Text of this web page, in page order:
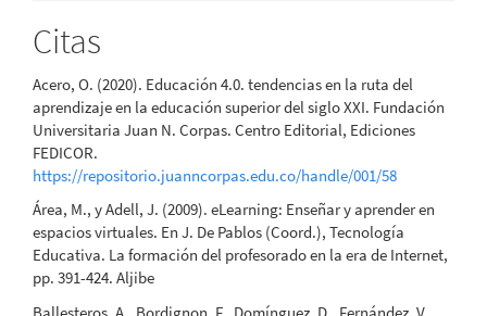
Citas
Acero, O. (2020). Educación 4.0. tendencias en la ruta del
aprendizaje en la educación superior del siglo XXI. Fundación
Universitaria Juan N. Corpas. Centro Editorial, Ediciones
FEDICOR.
https://repositorio.juanncorpas.edu.co/handle/001/58
Área, M., y Adell, J. (2009). eLearning: Enseñar y aprender en
espacios virtuales. En J. De Pablos (Coord.), Tecnología
Educativa. La formación del profesorado en la era de Internet,
pp. 391-424. Aljibe